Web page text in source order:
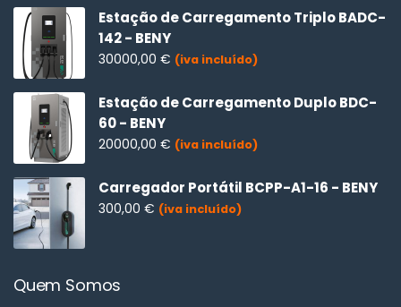
Estação de Carregamento Triplo BADC-
142 - BENY
30000,00 € (iva incluído)
Estação de Carregamento Duplo BDC-
60 - BENY
20000,00 € (iva incluído)
Carregador Portátil BCPP-A1-16 - BENY
300,00 € (iva incluído)
Quem Somos